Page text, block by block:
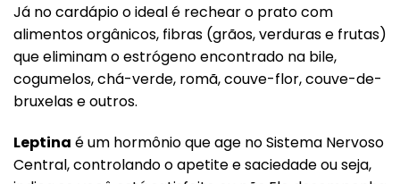
Já no cardápio o ideal é rechear o prato com
alimentos orgânicos, fibras (grãos, verduras e frutas)
que eliminam o estrógeno encontrado na bile,
cogumelos, chá-verde, romã, couve-flor, couve-de-
bruxelas e outros.
Leptina é um hormônio que age no Sistema Nervoso
Central, controlando o apetite e saciedade ou seja,